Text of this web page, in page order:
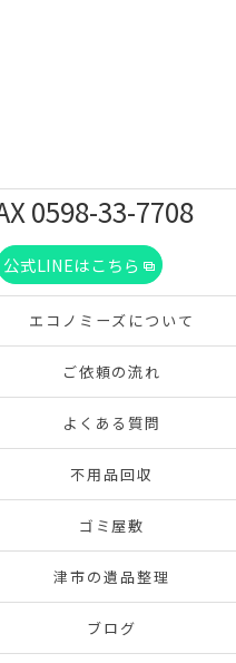
0598-33-7708
公式LINEはこちら
エコノミーズについて
ご依頼の流れ
よくある質問
不用品回収
ゴミ屋敷
津市の遺品整理
ブログ